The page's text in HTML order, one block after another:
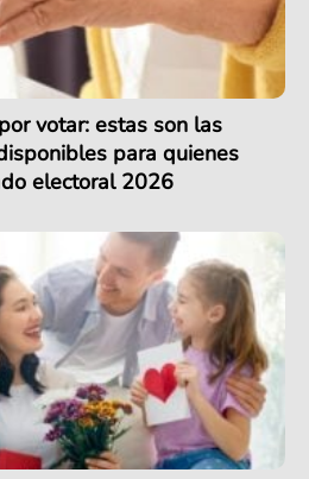
votar: estas son las
para quienes
electoral 2026